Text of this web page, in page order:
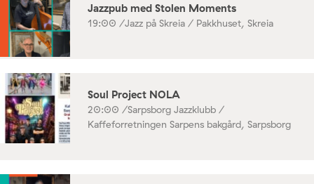
Jazzpub med Stolen Moments
19:00 /Jazz på Skreia / Pakkhuset, Skreia
Soul Project NOLA
20:00 /Sarpsborg Jazzklubb /
Kaffeforretningen Sarpens bakgård, Sarpsborg